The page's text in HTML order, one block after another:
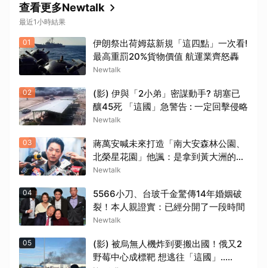
查看更多Newtalk
最近1小時結果
01
伊朗祭出荷姆茲新規「這四點」一次看!
最高重罰20%貨物價值 航運業齊怒轟
Newtalk
02
(影) 伊與「2小弟」密謀動手? 胡塞已
釀45死 「這國」急警告 : 一定回擊侵略
Newtalk
03
蔣萬安喊未來打造「南大安森林公園、
北榮星花園」他諷：是拿到黃大洲的稿
子？
Newtalk
04
5566小刀、台玻千金驚傳14年婚姻破
裂！本人親證實：已經分開了一段時間
Newtalk
05
(影) 被烏無人機炸到要搬出國！俄又2
野莓中心成標靶 想逃往「這國」.....